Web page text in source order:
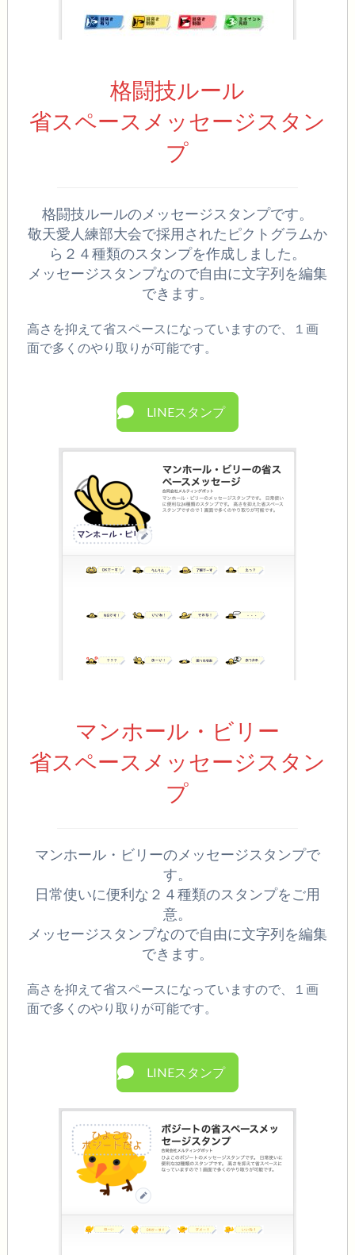
格闘技ルール
省スペースメッセージスタン
プ
格闘技ルールのメッセージスタンプです。
敬天愛人練部大会で採用されたピクトグラムか
ら２４種類のスタンプを作成しました。
メッセージスタンプなので自由に文字列を編集
できます。
高さを抑えて省スペースになっていますので、１画
面で多くのやり取りが可能です。
LINEスタンプ
マンホール・ビリー
省スペースメッセージスタン
プ
マンホール・ビリーのメッセージスタンプで
す。
日常使いに便利な２４種類のスタンプをご用
意。
メッセージスタンプなので自由に文字列を編集
できます。
高さを抑えて省スペースになっていますので、１画
面で多くのやり取りが可能です。
LINEスタンプ